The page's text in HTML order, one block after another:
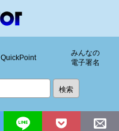
QuickPoint
みんなの
電子署名